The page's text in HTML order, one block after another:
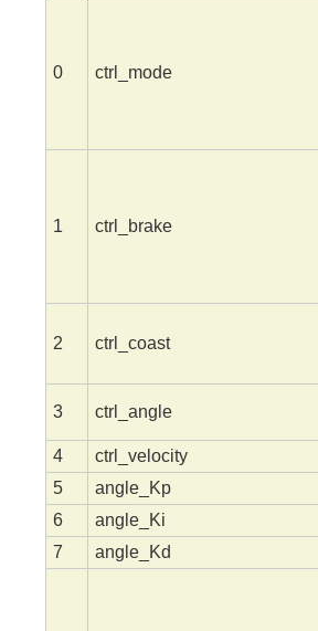
0 ctrl_mode
1 ctrl_brake
2 ctrl_coast
3 ctrl_angle
4
ctrl_velocity
5
angle_Kp
6
angle_Ki
7
angle_Kd